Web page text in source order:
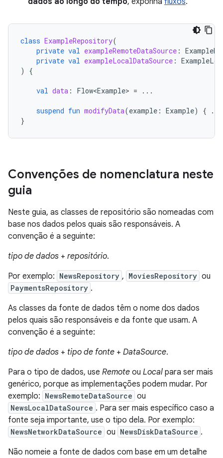
class ExampleRepository(
private val exampleRemoteDataSource :
private val exampleLocalDataSource :
)
{
val data : Flow<Example> = ...
suspend fun modifyData(example : Example) {
...
}
Convenções de nomenclatura neste
guia
Neste guia, as classes de repositório são nomeadas com
base nos dados pelos quais são responsáveis. A
convenção é a seguinte:
tipo de dados + repositório.
Por exemplo: NewsRepository , MoviesRepository ou
PaymentsRepository .
As classes da fonte de dados têm o nome dos dados
pelos quais são responsáveis e da fonte que usam. A
convenção é a seguinte:
tipo de dados + tipo de fonte + DataSource.
Para o tipo de dados, use Remote ou Local para ser mais
genérico, porque as implementações podem mudar. Por
exemplo: NewsRemoteDataSource ou
NewsLocalDataSource . Para ser mais específico caso a
fonte seja importante, use o tipo dela. Por exemplo:
NewsNetworkDataSource ou NewsDiskDataSource .
Não nomeie a fonte de dados com base em um detalhe